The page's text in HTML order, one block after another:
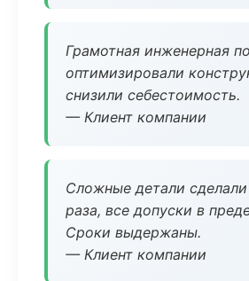
Грамотная инженерная
оптимизировали
снизили себестоимость.
— Клиент компании
Сложные детали сделали
раза, все допуски в
Сроки выдержаны.
— Клиент компании